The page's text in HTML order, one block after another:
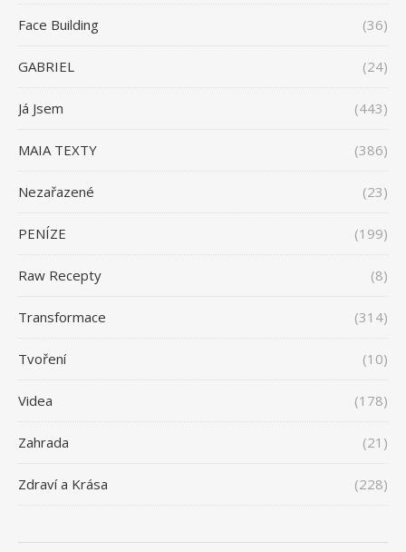
Face Building (36)
GABRIEL (24)
Já Jsem (443)
MAIA TEXTY (386)
Nezařazené (23)
PENÍZE (199)
Raw Recepty (8)
Transformace (314)
Tvoření (10)
Videa (178)
Zahrada (21)
Zdraví a Krása (228)